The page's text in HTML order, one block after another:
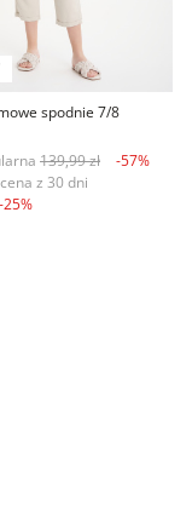
spodnie 7/8
139,99 zł
-57%
z 30 dni
-25%